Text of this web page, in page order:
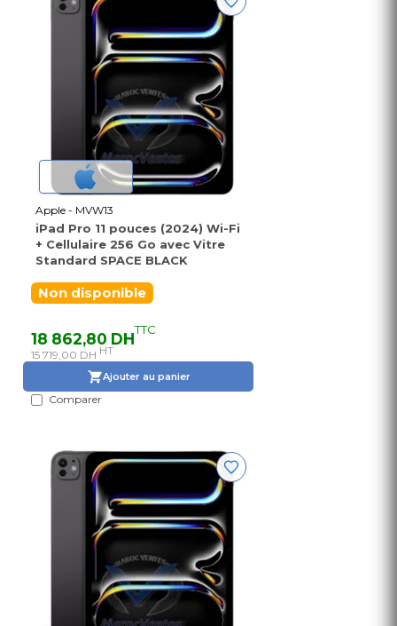
Apple - MVW13
iPad Pro 11 pouces (2024) Wi-Fi
+ Cellulaire 256 Go avec Vitre
Standard SPACE BLACK
Non disponible
18 862,80 DHTTC
15 719,00 DH HT
Ajouter au panier
Comparer